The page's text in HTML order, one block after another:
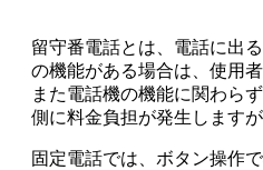
留守番電話とは、電話に出
の機能がある場合は、使用
また電話機の機能に関わら
側に料金負担が発生します
固定電話では、ボタン操作